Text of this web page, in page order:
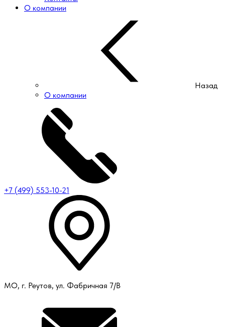
О компании
Назад
О компании
+7 (499) 553-10-21
МО, г. Реутов, ул. Фабричная 7/В